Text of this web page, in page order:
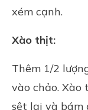
xém cạnh.
Xào thịt:
Thêm 1/2
vào chảo. Xào
sệt lại và bám